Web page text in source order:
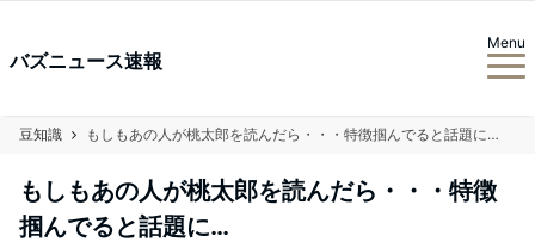
バズニュース速報
Menu
豆知識 もしもあの人が桃太郎を読んだら・・・特徴掴んでると話題に…
もしもあの人が桃太郎を読んだら・・・特徴
掴んでると話題に…